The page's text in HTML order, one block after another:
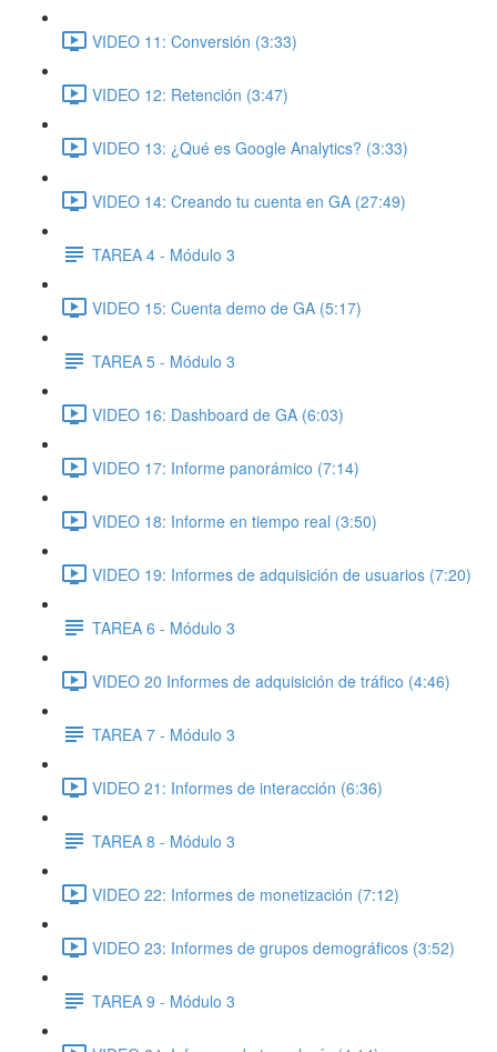
VIDEO 11: Conversión (3:33)
VIDEO 12: Retención (3:47)
VIDEO 13: ¿Qué es Google Analytics? (3:33)
VIDEO 14: Creando tu cuenta en GA (27:49)
TAREA 4 - Módulo 3
VIDEO 15: Cuenta demo de GA (5:17)
TAREA 5 - Módulo 3
VIDEO 16: Dashboard de GA (6:03)
VIDEO 17: Informe panorámico (7:14)
VIDEO 18: Informe en tiempo real (3:50)
VIDEO 19: Informes de adquisición de usuarios (7:20)
TAREA 6 - Módulo 3
VIDEO 20 Informes de adquisición de tráfico (4:46)
TAREA 7 - Módulo 3
VIDEO 21: Informes de interacción (6:36)
TAREA 8 - Módulo 3
VIDEO 22: Informes de monetización (7:12)
VIDEO 23: Informes de grupos demográficos (3:52)
TAREA 9 - Módulo 3